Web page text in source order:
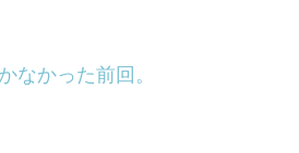
なかった前回。